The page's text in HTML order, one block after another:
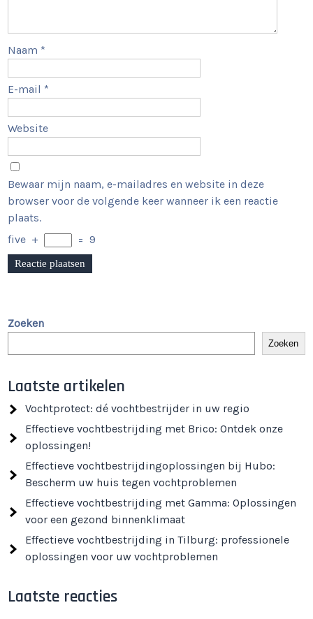
Naam *
E-mail *
Website
Bewaar mijn naam, e-mailadres en website in deze
browser voor de volgende keer wanneer ik een reactie
plaats.
five + = 9
Zoeken
Zoeken
Laatste artikelen
Vochtprotect: dé vochtbestrijder in uw regio
Effectieve vochtbestrijding met Brico: Ontdek onze
oplossingen!
Effectieve vochtbestrijdingoplossingen bij Hubo:
Bescherm uw huis tegen vochtproblemen
Effectieve vochtbestrijding met Gamma: Oplossingen
voor een gezond binnenklimaat
Effectieve vochtbestrijding in Tilburg: professionele
oplossingen voor uw vochtproblemen
Laatste reacties